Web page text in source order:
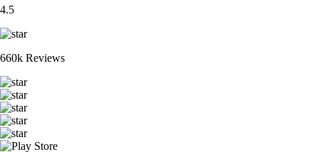
4.5
660k Reviews